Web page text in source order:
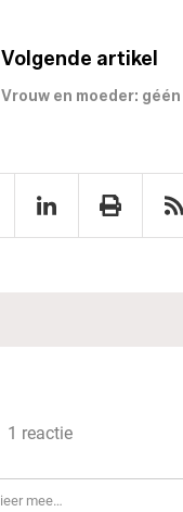
Volgende artikel
Vrouw en moeder: